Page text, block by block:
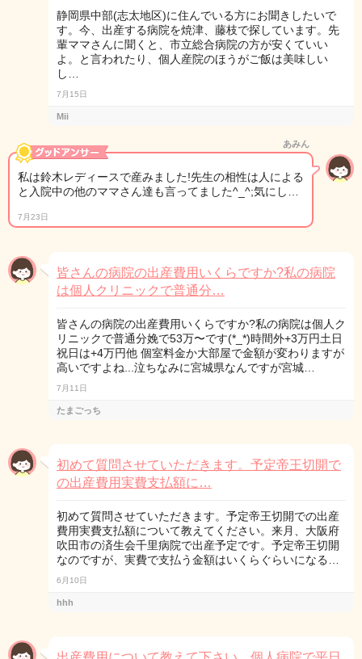
静岡県中部(志太地区)に住んでいる方にお聞きしたいで
す。今、出産する病院を焼津、藤枝で探しています。先
輩ママさんに聞くと、市立総合病院の方が安くていい
よ。と言われたり、個人産院のほうがご飯は美味しい
し…
7月15日
Mii
あみん
私は鈴木レディースで産みました!先生の相性は人による
と入院中の他のママさん達も言ってました^_^;気にし…
7月23日
皆さんの病院の出産費用いくらですか?私の病院
は個人クリニックで普通分…
皆さんの病院の出産費用いくらですか?私の病院は個人ク
リニックで普通分娩で53万〜です(*_*)時間外+3万円土日
祝日は+4万円他 個室料金か大部屋で金額が変わりますが
高いですよね...泣ちなみに宮城県なんですが宮城…
7月11日
たまごっち
初めて質問させていただきます。予定帝王切開で
の出産費用実費支払額に…
初めて質問させていただきます。予定帝王切開での出産
費用実費支払額について教えてください。来月、大阪府
吹田市の済生会千里病院で出産予定です。予定帝王切開
なのですが、実費で支払う金額はいくらぐらいになる…
6月10日
hhh